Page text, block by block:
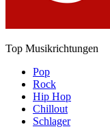
Top Musikrichtungen
Pop
Rock
Hip Hop
Chillout
Schlager